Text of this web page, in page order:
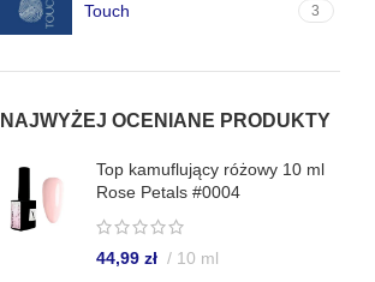
Touch 3
NAJWYŻEJ OCENIANE PRODUKTY
Top kamuflujący różowy 10 ml
Rose Petals #0004
44,99 zł 10 ml